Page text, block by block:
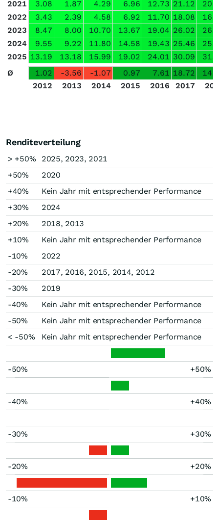
2021
3.08 1.87 4.29 6.96 12.73 21.12
2022
3.43 2.39 4.58 6.92 11.70 18.08
2023
8.47 8.00 10.70 13.67 19.04 26.02
2024
9.55 9.22 11.80 14.58 19.43 25.46
2025 13.19 13.18 15.99 19.02 24.01 30.09
Ø
1.02 -3.56 -1.07 0.97 7.61 18.72
2012
2013 2014 2015 2016 2017
Renditeverteilung
> +50%
2025, 2023, 2021
+50%
2020
+40%
Kein Jahr mit entsprechender Performance
+30%
2024
+20%
2018, 2013
+10%
Kein Jahr mit entsprechender Performance
-10%
2022
-20%
2017, 2016, 2015, 2014, 2012
-30%
2019
-40%
Kein Jahr mit entsprechender Performance
-50%
Kein Jahr mit entsprechender Performance
< -50%
Kein Jahr mit entsprechender Performance
-50% +50%
-40% +40%
-30% +30%
-20% +20%
-10% +10%